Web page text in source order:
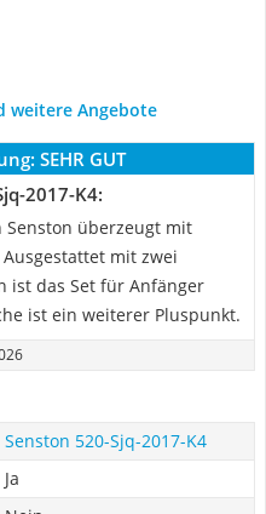
weitere Angebote
SEHR GUT
2017-K4:
Senston überzeugt mit
mit zwei
ist das Set für Anfänger
ist ein weiterer Pluspunkt.
Senston 520-Sjq-2017-K4
Ja